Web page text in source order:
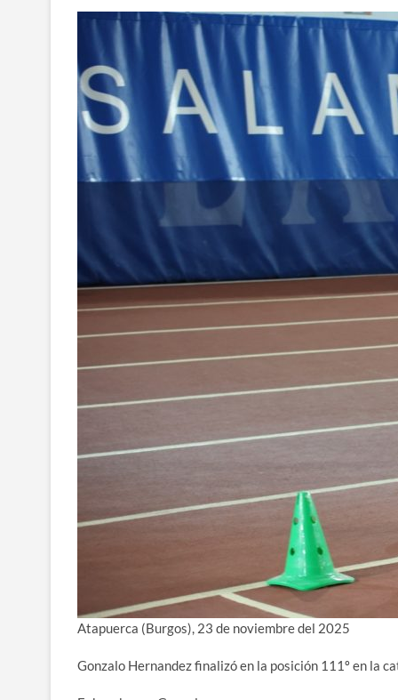
Atapuerca (Burgos), 23 de noviembre del 2025
Gonzalo Hernandez finalizó en la posición 111º en la